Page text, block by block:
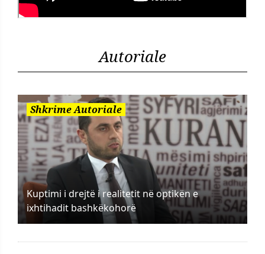
Autoriale
Shkrime Autoriale
Kuptimi i drejtë i realitetit në optikën e
ixhtihadit bashkëkohorë